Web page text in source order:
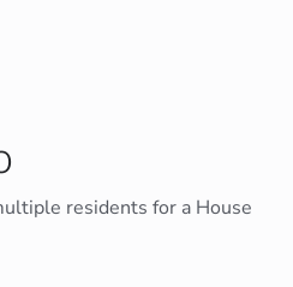
residents for a House